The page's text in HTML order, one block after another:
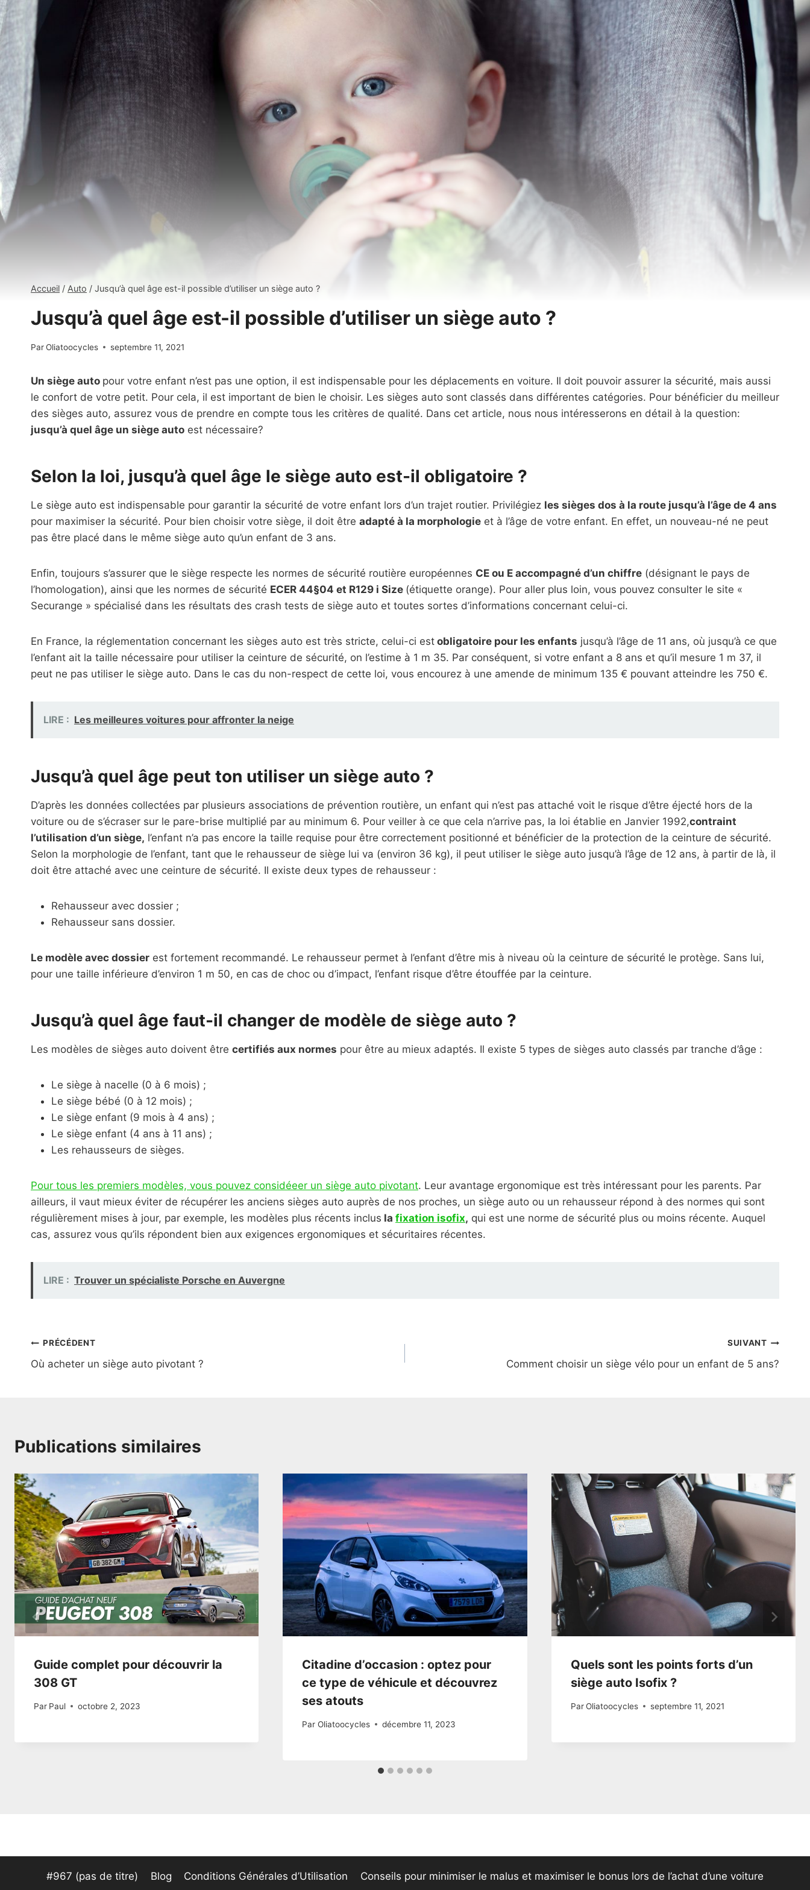
Accueil / Auto / Jusqu’à quel âge est-il possible d’utiliser un siège auto ?
Jusqu’à quel âge est-il possible d’utiliser un siège auto ?
ParOliatoocycles septembre 11, 2021
Un siège auto pour votre enfant n’est pas une option, il est indispensable pour les déplacements en voiture. Il doit pouvoir assurer la sécurité, mais aussi
le confort de votre petit. Pour cela, il est important de bien le choisir. Les sièges auto sont classés dans différentes catégories. Pour bénéficier du meilleur
des sièges auto, assurez vous de prendre en compte tous les critères de qualité. Dans cet article, nous nous intéresserons en détail à la question:
jusqu’à quel âge un siège auto est nécessaire?
Selon la loi, jusqu’à quel âge le siège auto est-il obligatoire ?
Le siège auto est indispensable pour garantir la sécurité de votre enfant lors d’un trajet routier. Privilégiez les sièges dos à la route jusqu’à l’âge de 4 ans
pour maximiser la sécurité. Pour bien choisir votre siège, il doit être adapté à la morphologie et à l’âge de votre enfant. En effet, un nouveau-né ne peut
pas être placé dans le même siège auto qu’un enfant de 3 ans.
Enfin, toujours s’assurer que le siège respecte les normes de sécurité routière européennes CE ou E accompagné d’un chiffre (désignant le pays de
l’homologation), ainsi que les normes de sécurité ECER 44§04 et R129 i Size (étiquette orange). Pour aller plus loin, vous pouvez consulter le site «
Securange » spécialisé dans les résultats des crash tests de siège auto et toutes sortes d’informations concernant celui-ci.
En France, la réglementation concernant les sièges auto est très stricte, celui-ci est obligatoire pour les enfants jusqu’à l’âge de 11 ans, où jusqu’à ce que
l’enfant ait la taille nécessaire pour utiliser la ceinture de sécurité, on l’estime à 1 m 35. Par conséquent, si votre enfant a 8 ans et qu’il mesure 1 m 37, il
peut ne pas utiliser le siège auto. Dans le cas du non-respect de cette loi, vous encourez à une amende de minimum 135 € pouvant atteindre les 750 €.
LIRE : Les meilleures voitures pour affronter la neige
Jusqu’à quel âge peut ton utiliser un siège auto ?
D’après les données collectées par plusieurs associations de prévention routière, un enfant qui n’est pas attaché voit le risque d’être éjecté hors de la
voiture ou de s’écraser sur le pare-brise multiplié par au minimum 6. Pour veiller à ce que cela n’arrive pas, la loi établie en Janvier 1992,contraint
l’utilisation d’un siège, l’enfant n’a pas encore la taille requise pour être correctement positionné et bénéficier de la protection de la ceinture de sécurité.
Selon la morphologie de l’enfant, tant que le rehausseur de siège lui va (environ 36 kg), il peut utiliser le siège auto jusqu’à l’âge de 12 ans, à partir de là, il
doit être attaché avec une ceinture de sécurité. Il existe deux types de rehausseur :
Rehausseur avec dossier ;
Rehausseur sans dossier.
Le modèle avec dossier est fortement recommandé. Le rehausseur permet à l’enfant d’être mis à niveau où la ceinture de sécurité le protège. Sans lui,
pour une taille inférieure d’environ 1 m 50, en cas de choc ou d’impact, l’enfant risque d’être étouffée par la ceinture.
Jusqu’à quel âge faut-il changer de modèle de siège auto ?
Les modèles de sièges auto doivent être certifiés aux normes pour être au mieux adaptés. Il existe 5 types de sièges auto classés par tranche d’âge :
Le siège à nacelle (0 à 6 mois) ;
Le siège bébé (0 à 12 mois) ;
Le siège enfant (9 mois à 4 ans) ;
Le siège enfant (4 ans à 11 ans) ;
Les rehausseurs de sièges.
Pour tous les premiers modèles, vous pouvez considéeer un siège auto pivotant. Leur avantage ergonomique est très intéressant pour les parents. Par
ailleurs, il vaut mieux éviter de récupérer les anciens sièges auto auprès de nos proches, un siège auto ou un rehausseur répond à des normes qui sont
régulièrement mises à jour, par exemple, les modèles plus récents inclus la fixation isofix, qui est une norme de sécurité plus ou moins récente. Auquel
cas, assurez vous qu’ils répondent bien aux exigences ergonomiques et sécuritaires récentes.
LIRE : Trouver un spécialiste Porsche en Auvergne
Navigation
de
PRÉCÉDENT
Où acheter un siège auto pivotant ?
SUIVANT
Comment choisir un siège vélo pour un enfant de 5 ans?
Publications similaires
Guide complet pour découvrir la
308 GT
Par Paul octobre 2, 2023
Citadine d’occasion : optez pour
ce type de véhicule et découvrez
ses atouts
Par Oliatoocycles décembre 11, 2023
Quels sont les points forts d’un
siège auto Isofix ?
Par Oliatoocycles septembre 11, 2021
#967 (pas de titre) Blog Conditions Générales d’Utilisation Conseils pour minimiser le malus et maximiser le bonus lors de l’achat d’une voiture